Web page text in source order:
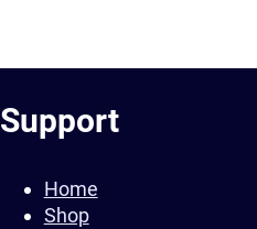
Support
Home
Shop